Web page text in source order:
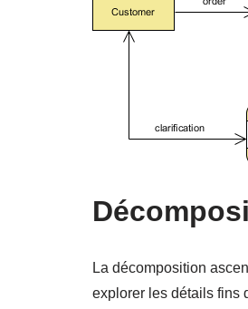
La décomposition
explorer les détails fins